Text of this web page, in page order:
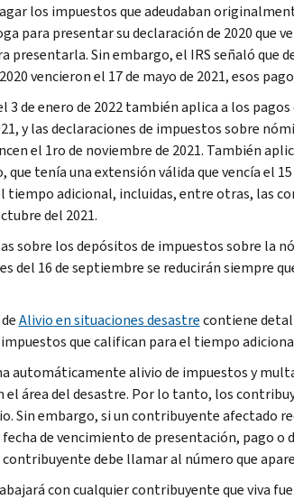
los impuestos que adeudaban
para presentar su declaración de 2020 que
presentarla. Sin embargo, el IRS señaló que
vencieron el 17 de mayo de 2021, esos
3 de enero de 2022 también aplica a los
y las declaraciones de impuestos sobre
el 1ro de noviembre de 2021. También
que tenía una extensión válida que vencía el
adicional, incluidas, entre otras, las
del 2021.
sobre los depósitos de impuestos sobre la
del 16 de septiembre se reducirán siempre
Alivio en situaciones desastrecontiene
que califican para el tiempo
automáticamente alivio de impuestos y
el área del desastre. Por lo tanto, los
Sin embargo, si un contribuyente afectado
fecha de vencimiento de presentación, pago
debe llamar al número que
con cualquier contribuyente que viva